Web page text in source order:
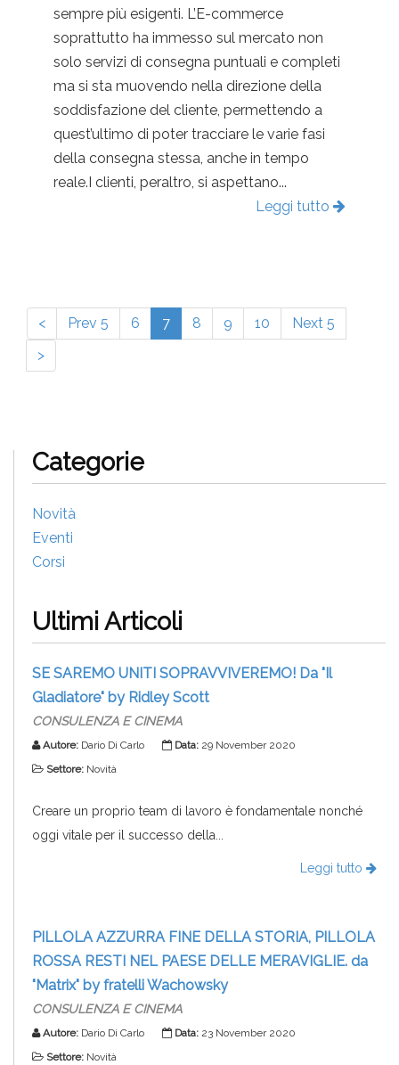
sempre più esigenti. L’E-commerce
soprattutto ha immesso sul mercato non
solo servizi di consegna puntuali e completi
ma si sta muovendo nella direzione della
soddisfazione del cliente, permettendo a
quest’ultimo di poter tracciare le varie fasi
della consegna stessa, anche in tempo
reale.I clienti, peraltro, si aspettano...
Leggi tutto
< Prev 5 6 7 8 9 10
Next 5
>
Categorie
Novità
Eventi
Corsi
Ultimi Articoli
SE SAREMO UNITI SOPRAVVIVEREMO! Da "Il
Gladiatore" by Ridley Scott
CONSULENZA E CINEMA
Autore: Dario Di Carlo Data: 29 November 2020
Settore: Novità
Creare un proprio team di lavoro è fondamentale nonché
oggi vitale per il successo della...
Leggi tutto
PILLOLA AZZURRA FINE DELLA STORIA, PILLOLA
ROSSA RESTI NEL PAESE DELLE MERAVIGLIE. da
"Matrix" by fratelli Wachowsky
CONSULENZA E CINEMA
Autore: Dario Di Carlo Data: 23 November 2020
Settore: Novità